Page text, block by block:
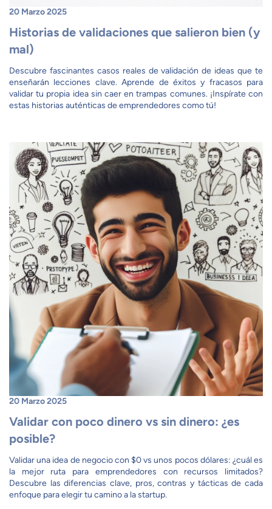
Historias de validaciones que salieron bien (y
mal)
20 Marzo 2025
Descubre fascinantes casos reales de validación de ideas que te
enseñarán lecciones clave. Aprende de éxitos y fracasos para
validar tu propia idea sin caer en trampas comunes. ¡Inspírate con
estas historias auténticas de emprendedores como tú!
Validar con poco dinero vs sin dinero: ¿es
posible?
20 Marzo 2025
Validar una idea de negocio con $0 vs unos pocos dólares: ¿cuál es
la mejor ruta para emprendedores con recursos limitados?
Descubre las diferencias clave, pros, contras y tácticas de cada
enfoque para elegir tu camino a la startup.